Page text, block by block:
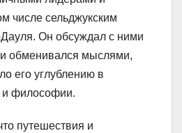
числе сельджукским
Он обсуждал с ними
обменивался мыслями,
его углублению в
и философии.
путешествия и